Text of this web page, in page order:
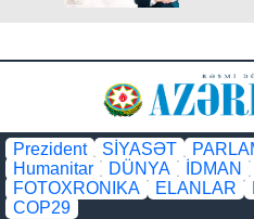
Prezident SİYASƏT
Humanitar
DÜNYA İDMAN
FOTOXRONIKA
ELANLAR
COP29